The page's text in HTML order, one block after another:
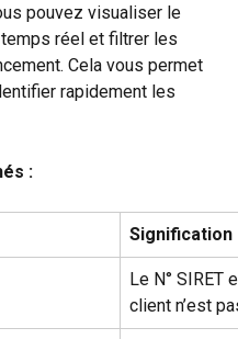
pouvez visualiser le
réel et filtrer les
Cela vous permet
rapidement les
:
Signification
Le N° SIRET
client n’est